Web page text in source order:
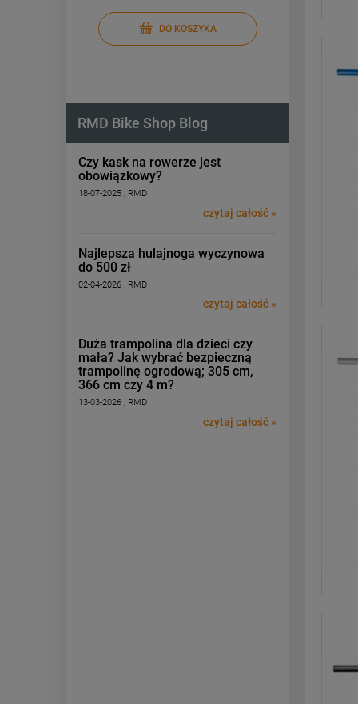
DO KOSZYKA
RMD Bike Shop Blog
Czy kask na rowerze jest
obowiązkowy?
18-07-2025 , RMD
czytaj całość »
Najlepsza hulajnoga wyczynowa
do 500 zł
02-04-2026 , RMD
czytaj całość »
Duża trampolina dla dzieci czy
mała? Jak wybrać bezpieczną
trampolinę ogrodową; 305 cm,
366 cm czy 4 m?
13-03-2026 , RMD
czytaj całość »